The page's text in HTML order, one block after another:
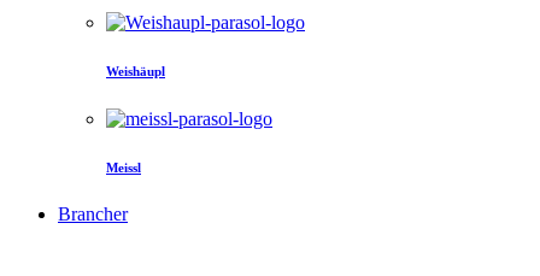
Weishäupl
Meissl
Brancher